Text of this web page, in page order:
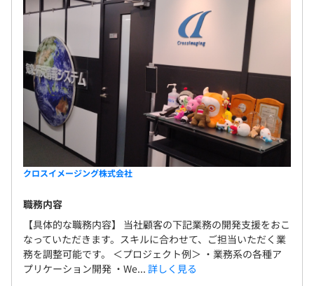
昇給：年1回
社会保険完備（健康保険・厚生年金加入、雇用保険・労災
無期雇用
クロスイメージング株式会社
職務内容
【具体的な職務内容】 当社顧客の下記業務の開発支援をおこ
なっていただきます。スキルに合わせて、ご担当いただく業
務を調整可能です。 ＜プロジェクト例＞ ・業務系の各種ア
プリケーション開発 ・We... 詳しく見る